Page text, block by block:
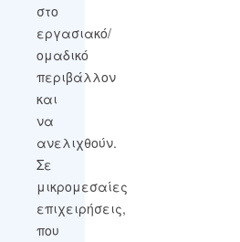
στο
εργασιακό/
ομαδικό
περιβάλλον
και
να
ανελιχθούν.
Σε
μικρομεσαίες
επιχειρήσεις,
που